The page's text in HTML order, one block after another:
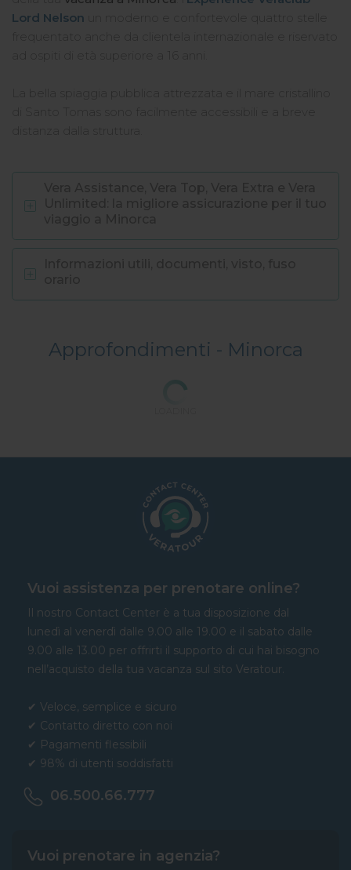
Lord Nelson
Approfondimenti - Minorca
Vuoi assistenza per prenotare online?
Il nostro Contact Center è a tua disposizione dal
lunedì al venerdì dalle 9.00 alle 19.00 e il sabato dalle
9.00 alle 13.00 per offrirti il supporto di cui hai bisogno
nell’acquisto della tua vacanza sul sito Veratour.
✔ Veloce, semplice e sicuro
✔ Contatto diretto con noi
✔ Pagamenti flessibili
✔ 98% di utenti soddisfatti
06.500.66.777
Vuoi prenotare in agenzia?